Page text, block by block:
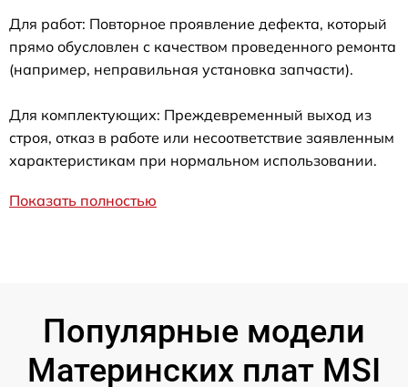
Для работ: Повторное проявление дефекта, который
прямо обусловлен с качеством проведенного ремонта
(например, неправильная установка запчасти).
Для комплектующих: Преждевременный выход из
строя, отказ в работе или несоответствие заявленным
характеристикам при нормальном использовании.
Показать полностью
Популярные модели
Материнских плат MSI